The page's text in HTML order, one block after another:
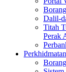
Dalil-
Titah
Perak
Perkhidmatan